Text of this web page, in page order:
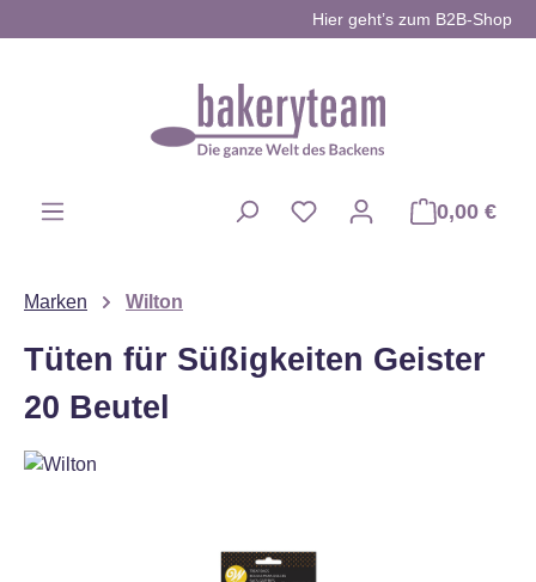
Hier geht’s zum B2B-Shop
0,00 €
Marken Wilton
Tüten für Süßigkeiten Geister
20 Beutel